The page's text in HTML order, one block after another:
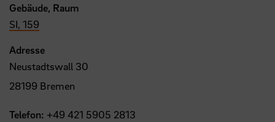
Gebäude, Raum
SI, 159
Adresse
Neustadtswall 30
28199 Bremen
Telefon: +49 421 5905 2813